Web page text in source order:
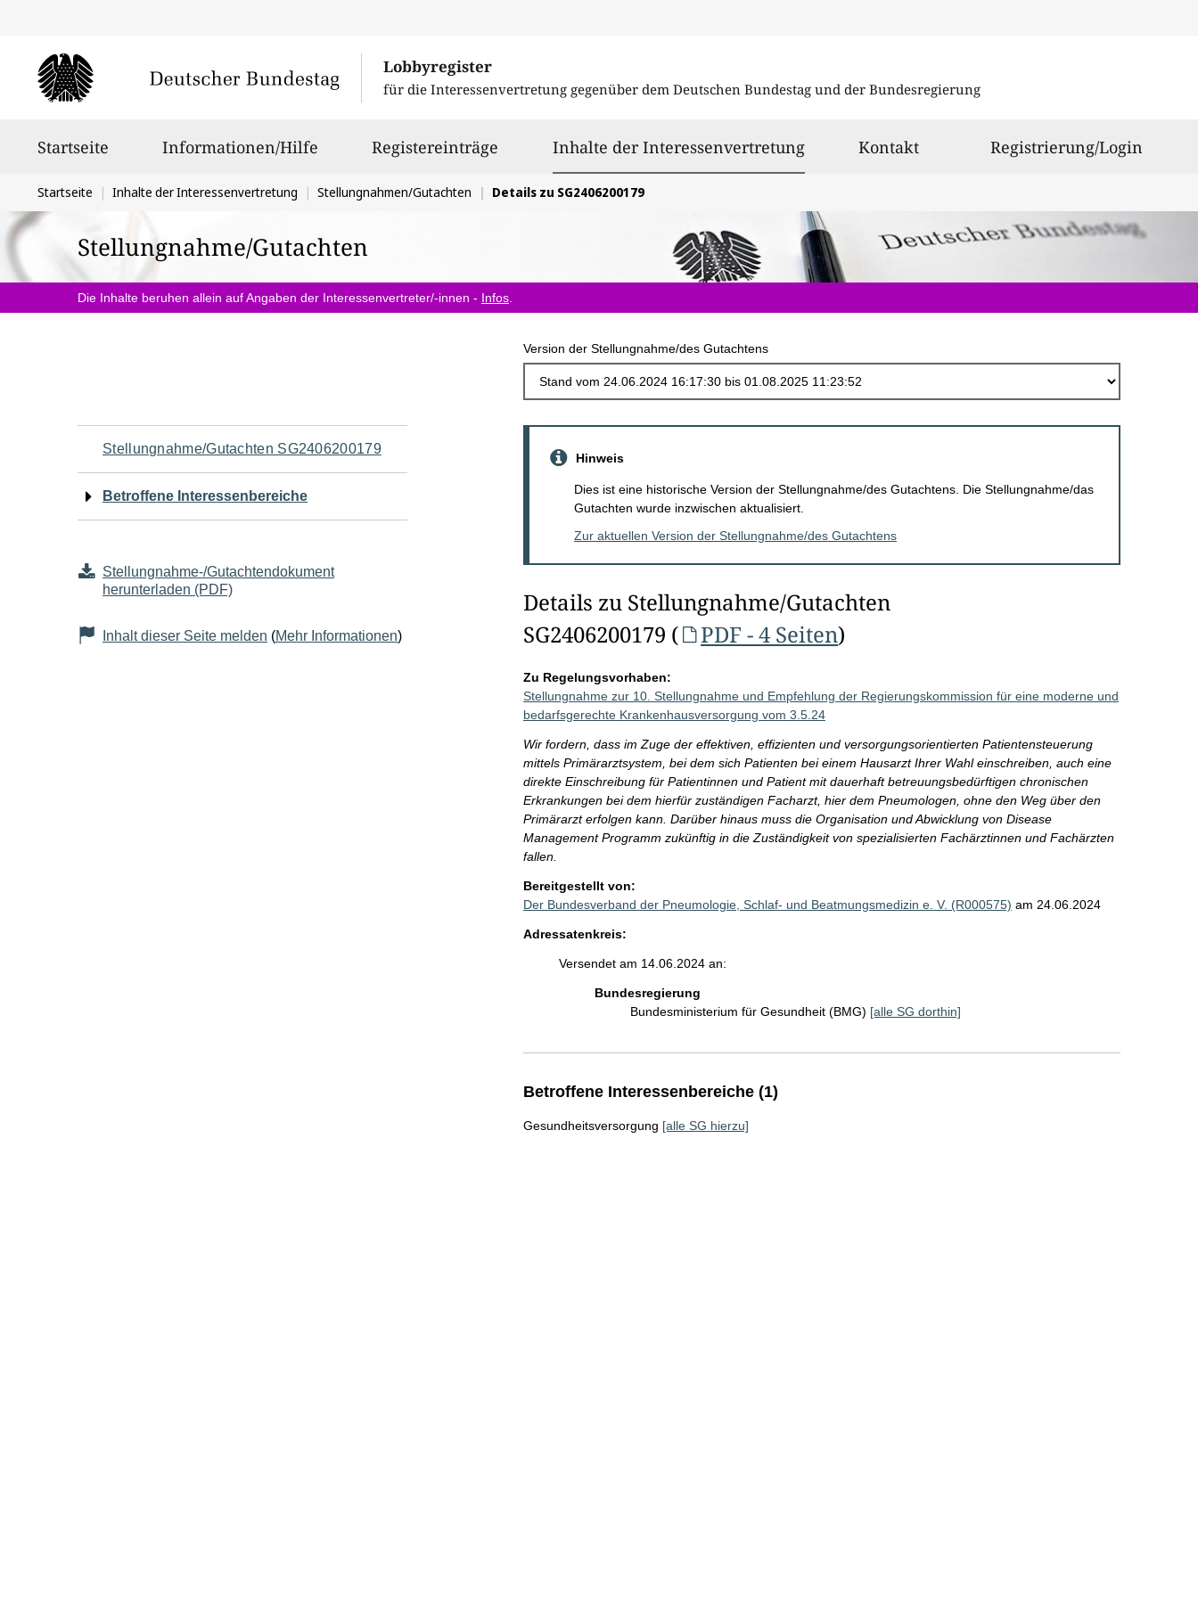
Lobbyregister
für die Interessenvertretung gegenüber dem Deutschen Bundestag und der Bundesregierung
Startseite Informationen/Hilfe Registereinträge Inhalte der Interessenvertretungausgewählt
Kontakt Registrierung/Login
Sie
befinden
sich
hier:
Startseite Inhalte der Interessenvertretung Stellungnahmen/Gutachten Details zu SG2406200179
Stellungnahme/Gutachten
Die Inhalte beruhen allein auf Angaben der Interessenvertreter/-innen - Infos
Version der Stellungnahme/des Gutachtens
Navigation
für
Seiteninhalt
Stellungnahme/Gutachten SG2406200179
Betroffene Interessenbereiche
Stellungnahme-/Gutachtendokument
herunterladen (PDF)
Inhalt dieser Seite melden (Mehr Informationen)
Hinweis
Dies ist eine historische Version der Stellungnahme/des Gutachtens. Die Stellungnahme/das
Gutachten wurde inzwischen aktualisiert.
Zur aktuellen Version der Stellungnahme/des Gutachtens
Details zu Stellungnahme/Gutachten
SG2406200179 (
PDF - 4 Seiten)
Zu Regelungsvorhaben:
Stellungnahme zur 10. Stellungnahme und Empfehlung der Regierungskommission für eine moderne und
bedarfsgerechte Krankenhausversorgung vom 3.5.24
Wir fordern, dass im Zuge der effektiven, effizienten und versorgungsorientierten Patientensteuerung
mittels Primärarztsystem, bei dem sich Patienten bei einem Hausarzt Ihrer Wahl einschreiben, auch eine
direkte Einschreibung für Patientinnen und Patient mit dauerhaft betreuungsbedürftigen chronischen
Erkrankungen bei dem hierfür zuständigen Facharzt, hier dem Pneumologen, ohne den Weg über den
Primärarzt erfolgen kann. Darüber hinaus muss die Organisation und Abwicklung von Disease
Management Programm zukünftig in die Zuständigkeit von spezialisierten Fachärztinnen und Fachärzten
fallen.
Bereitgestellt von:
Der Bundesverband der Pneumologie, Schlaf- und Beatmungsmedizin e. V. (R000575) am 24.06.2024
Adressatenkreis:
Versendet am 14.06.2024 an:
Bundesregierung
Bundesministerium für Gesundheit (BMG) [alle SG dorthin]
Betroffene Interessenbereiche (1)
Gesundheitsversorgung [alle SG hierzu]